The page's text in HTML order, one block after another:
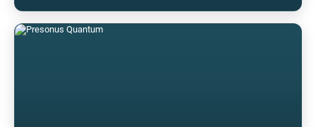
структура включает в себя новые капсюли с переменной
направленностью, которые, как сообщается, обеспечивают
частотную характеристику от 20 Гц до 50 кГц. Микрофон